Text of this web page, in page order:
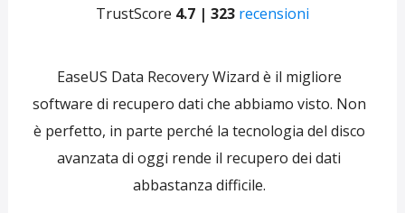
TrustScore 4.7 | 323 recensioni
EaseUS Data Recovery Wizard è il migliore
software di recupero dati che abbiamo visto. Non
è perfetto, in parte perché la tecnologia del disco
avanzata di oggi rende il recupero dei dati
abbastanza difficile.